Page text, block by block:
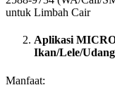
Aplikasi
Ikan/Lele/Udang
Manfaat: